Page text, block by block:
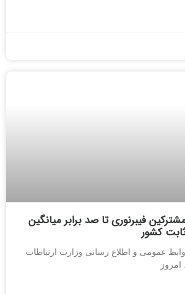
فیبرنوری تا صد برابر میانگین
کشور
عمومی و اطلاع رسانی وزارت ارتباطات
امروز